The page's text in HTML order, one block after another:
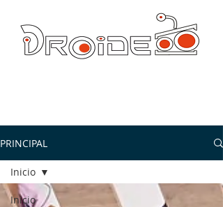
PRINCIPAL
Inicio
Inicio